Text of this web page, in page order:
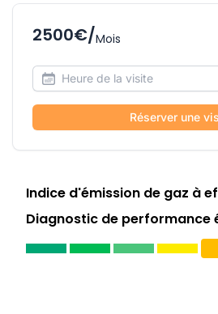
2500€/Mois
Réserver une
Indice d'émission de gaz à
Diagnostic de performance